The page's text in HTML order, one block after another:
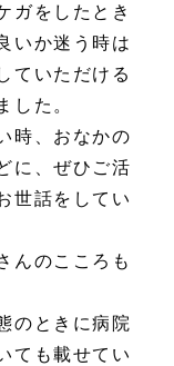
ガをしたとき
いか迷う時は
ていただける
した。
時、おなかの
に、ぜひご活
世話をしてい
んのこころも
のときに病院
ても載せてい